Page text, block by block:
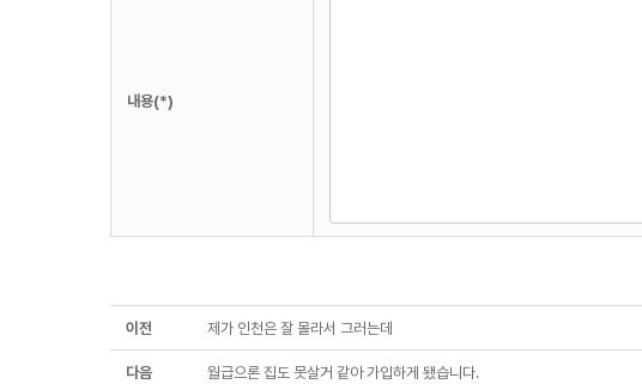
내용(*)
이전 제가 인천은 잘 몰라서 그러는데
다음 월급으론 집도 못살거 같아 가입하게 됐습니다.